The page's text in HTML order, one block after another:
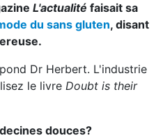
L'actualité faisait sa
du sans gluten, disant
Dr Herbert. L'industrie
le livre Doubt is their
douces?